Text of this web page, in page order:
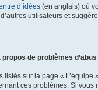
d’idées (en anglais) où
utilisateurs et
de problèmes
listés sur la page « L’équipe
ces problèmes. Si vous